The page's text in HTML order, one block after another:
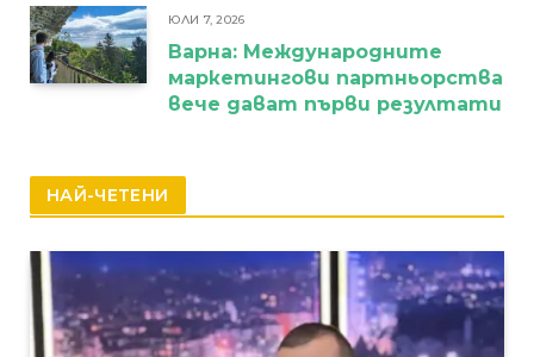
ЮЛИ 7, 2026
Варна: Международните
маркетингови партньорства
вече дават първи резултати
НАЙ-ЧЕТЕНИ